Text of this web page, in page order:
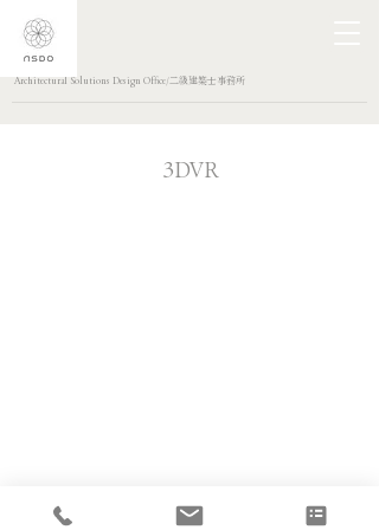
Architectural Solutions Design Office/二級建築士事務所
3DVR